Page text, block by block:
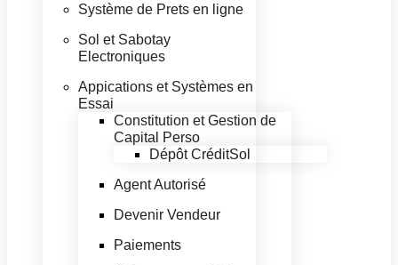
Système de Prets en ligne
Sol et Sabotay
Electroniques
Appications et Systèmes en
Essai
Constitution et Gestion de
Capital Perso
Dépôt CréditSol
Agent Autorisé
Devenir Vendeur
Paiements